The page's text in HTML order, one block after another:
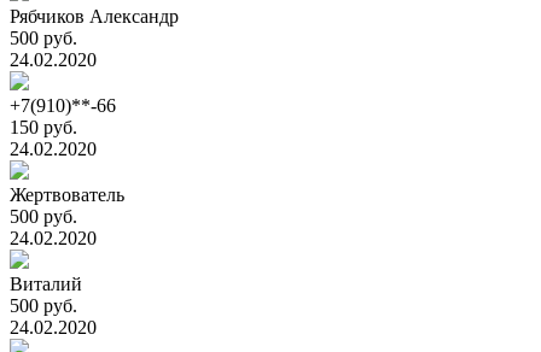
Рябчиков Александр
500 руб.
24.02.2020
+7(910)**-66
150 руб.
24.02.2020
Жертвователь
500 руб.
24.02.2020
Виталий
500 руб.
24.02.2020